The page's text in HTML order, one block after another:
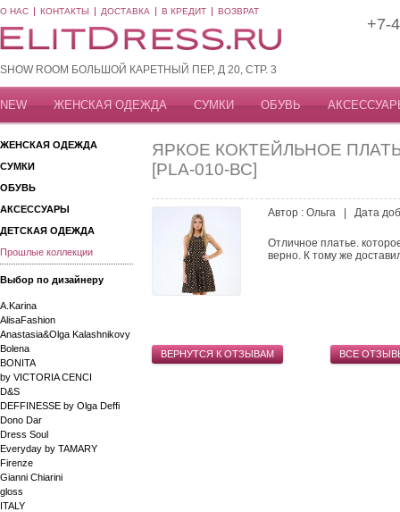
О НАС КОНТАКТЫ ДОСТАВКА В КРЕДИТ ВОЗВРАТ
SHOW ROOM БОЛЬШОЙ КАРЕТНЫЙ ПЕР, Д 20, СТР. 3
+7-
NEW ЖЕНСКАЯ ОДЕЖДА СУМКИ ОБУВЬ
ЖЕНСКАЯ ОДЕЖДА
СУМКИ
ОБУВЬ
АКСЕССУАРЫ
ДЕТСКАЯ ОДЕЖДА
Прошлые коллекции
Выбор по дизайнеру
A.Karina
AlisaFashion
Anastasia&Olga Kalashnikovy
Bolena
BONITA
by VICTORIA CENCI
D&S
DEFFINESSE by Olga Deffi
Dono Dar
Dress Soul
Everyday by TAMARY
Firenze
Gianni Chiarini
gloss
ITALY
ЯРКОЕ КОКТЕЙЛЬНОЕ
[PLA-010-ВС]
Автор : Ольга | Дата
Отличное платье.
верно. К тому же
ВЕРНУТСЯ К ОТЗЫВАМ ВСЕ